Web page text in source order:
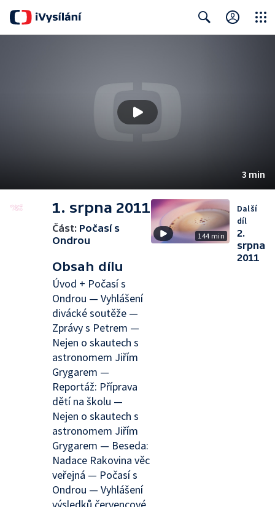
3 min
1. srpna 2011
Část: Počasí s
Ondrou
Obsah dílu
Úvod + Počasí s
Ondrou — Vyhlášení
divácké soutěže —
Zprávy s Petrem —
Nejen o skautech s
astronomem Jiřím
Grygarem —
Reportáž: Příprava
dětí na školu —
Nejen o skautech s
astronomem Jiřím
Grygarem — Beseda:
Nadace Rakovina věc
veřejná — Počasí s
Ondrou — Vyhlášení
144 min
Další
díl
2.
srpna
2011